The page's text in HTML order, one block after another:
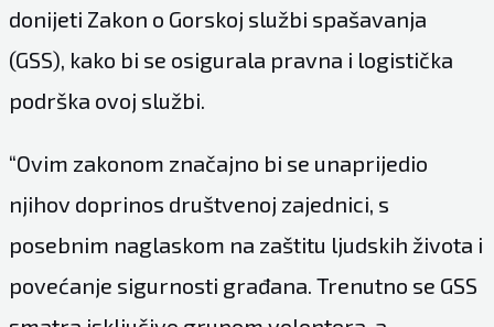
donijeti Zakon o Gorskoj službi spašavanja
(GSS), kako bi se osigurala pravna i logistička
podrška ovoj službi.
“Ovim zakonom značajno bi se unaprijedio
njihov doprinos društvenoj zajednici, s
posebnim naglaskom na zaštitu ljudskih života i
povećanje sigurnosti građana. Trenutno se GSS